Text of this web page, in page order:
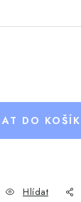
DO
Hlídat